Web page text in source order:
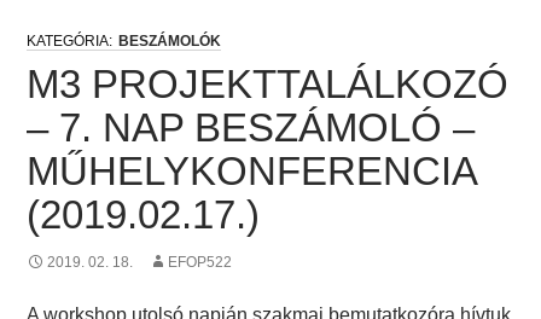
BESZÁMOLÓK
M3 PROJEKTTALÁLKOZÓ
– 7. NAP BESZÁMOLÓ –
MŰHELYKONFERENCIA
(2019.02.17.)
2019. 02. 18. EFOP522